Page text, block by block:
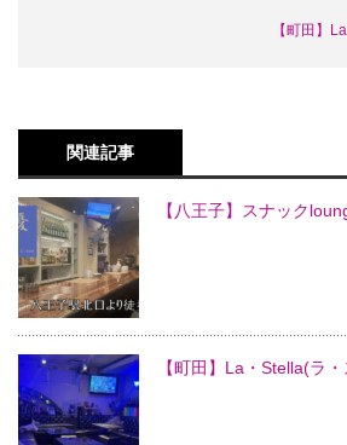
【町田】
関連記事
【八王子】スナック
【町田】La・Stella(ラ